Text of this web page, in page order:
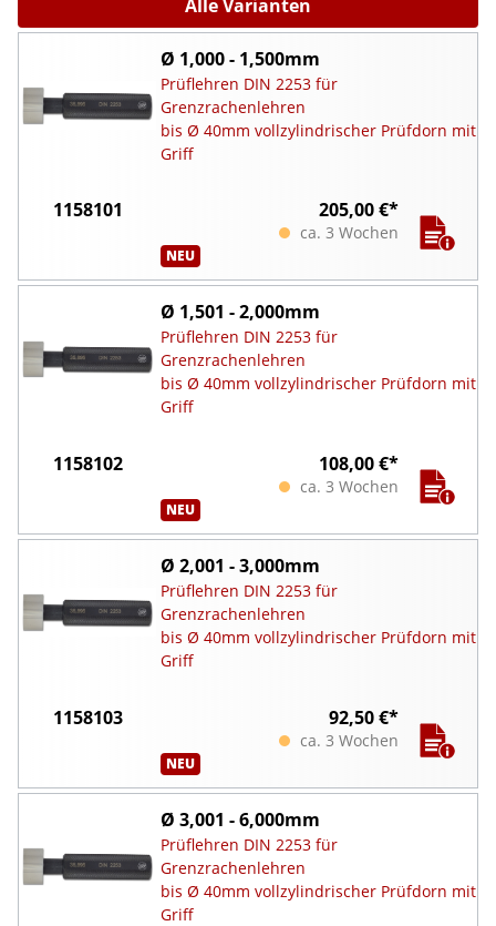
Alle Varianten
Ø 1,000 - 1,500mm
Prüflehren DIN 2253 für
Grenzrachenlehren
bis Ø 40mm vollzylindrischer Prüfdorn mit
Griff
1158101 205,00 €*
ca. 3 Wochen
NEU
Ø 1,501 - 2,000mm
Prüflehren DIN 2253 für
Grenzrachenlehren
bis Ø 40mm vollzylindrischer Prüfdorn mit
Griff
1158102 108,00 €*
ca. 3 Wochen
NEU
Ø 2,001 - 3,000mm
Prüflehren DIN 2253 für
Grenzrachenlehren
bis Ø 40mm vollzylindrischer Prüfdorn mit
Griff
1158103 92,50 €*
ca. 3 Wochen
NEU
Ø 3,001 - 6,000mm
Prüflehren DIN 2253 für
Grenzrachenlehren
bis Ø 40mm vollzylindrischer Prüfdorn mit
Griff